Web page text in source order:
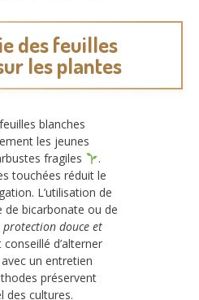
des feuilles
les plantes
blanches
les jeunes
fragiles
.
touchées réduit le
L’utilisation de
de bicarbonate ou de
protection douce et
conseillé d’alterner
un entretien
préservent
des cultures.